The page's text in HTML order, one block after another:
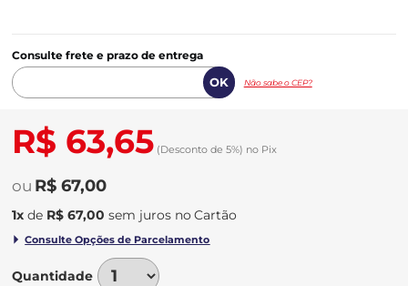
Consulte frete e prazo de entrega
Não sabe o CEP?
R$ 63,65 (Desconto de 5%) no Pix
R$ 67,00
1x de R$ 67,00 sem juros no
Quantidade